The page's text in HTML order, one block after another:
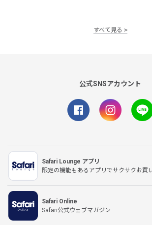
すべて見る
公式SNSアカウント
Safari Lounge アプリ
限定の機能もあるアプリでサクサクお買
Safari Online
Safari公式ウェブマガジン